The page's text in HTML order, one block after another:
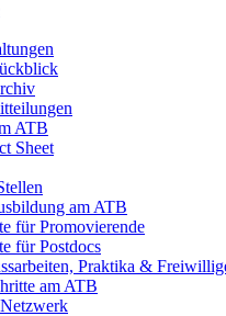
ATB
Sheet
am ATB
für Promovierende
für Postdocs
Praktika &
am ATB